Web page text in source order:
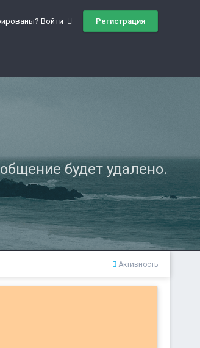
Войти Регистрация
будет удалено.
Активность